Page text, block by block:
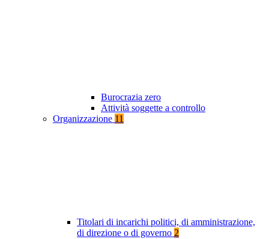
Burocrazia zero
Attività soggette a controllo
Organizzazione 11
Titolari di incarichi politici, di amministrazione,
di direzione o di governo 2